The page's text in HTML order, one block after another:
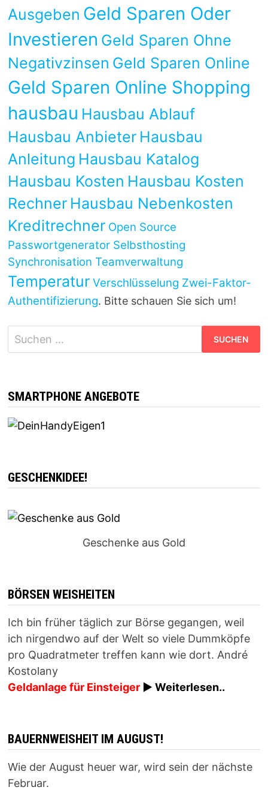
Ausgeben Geld Sparen Oder
Investieren Geld Sparen Ohne
Negativzinsen Geld Sparen Online
Geld Sparen Online Shopping
hausbau Hausbau Ablauf
Hausbau Anbieter Hausbau
Anleitung Hausbau Katalog
Hausbau Kosten Hausbau Kosten
Rechner Hausbau Nebenkosten
Kreditrechner Open Source
Passwortgenerator Selbsthosting
Synchronisation Teamverwaltung
Temperatur Verschlüsselung Zwei-Faktor-
Authentifizierung. Bitte schauen Sie sich um!
Suchen
nach:
SMARTPHONE ANGEBOTE
GESCHENKIDEE!
Geschenke aus Gold
BÖRSEN WEISHEITEN
Ich bin früher täglich zur Börse gegangen, weil
ich nirgendwo auf der Welt so viele Dummköpfe
pro Quadrat­meter treffen kann wie dort. André
Kostolany
Geldanlage für Einsteiger ► Weiterlesen..
BAUERNWEISHEIT IM AUGUST!
Wie der August heuer war, wird sein der nächste
Februar.